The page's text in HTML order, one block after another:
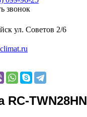
звонок
ул. Советов 2/6
RC-TWN28HN